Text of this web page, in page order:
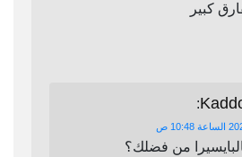
كبير
:
من فضلك؟